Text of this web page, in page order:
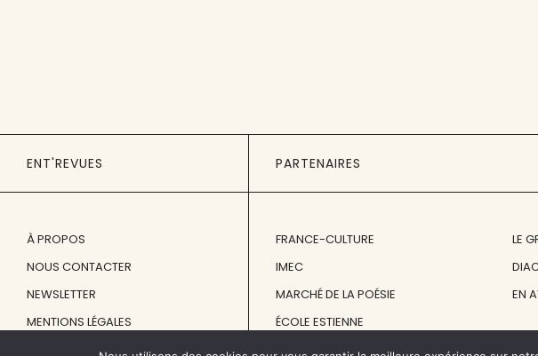
ENT'REVUES
À PROPOS
NOUS CONTACTER
NEWSLETTER
MENTIONS LÉGALES
PARTENAIRES
FRANCE-CULTURE
IMEC
MARCHÉ DE LA POÉSIE
ÉCOLE ESTIENNE
LE
EN